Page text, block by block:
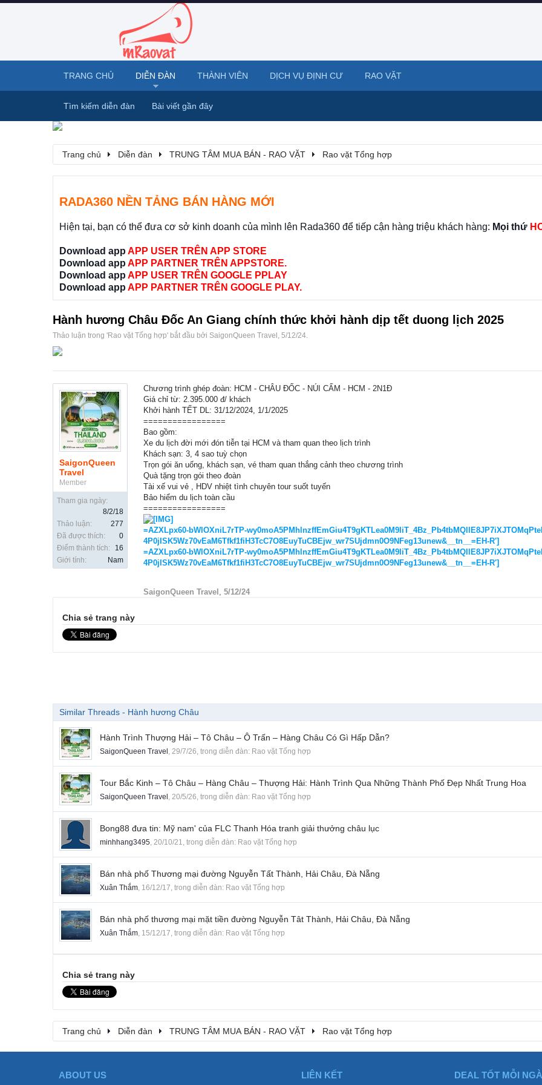
Trang chủ Diễn đàn TRUNG TÂM MUA BÁN - RAO VẶT Rao vặt Tổng hợp
RADA360 NỀN TẢNG BÁN HÀNG MỚI
Hiện tại, bạn có thể đưa cơ sở kinh doanh của mình lên Rada360 để tiếp cận hàng triệu khách hàng: Mọi thứ
Download app APP USER TRÊN APP STORE
Download app APP PARTNER TRÊN APPSTORE.
Download app APP USER TRÊN GOOGLE PPLAY
Download app APP PARTNER TRÊN GOOGLE PLAY.
Hành hương Châu Đốc An Giang chính thức khởi hành dịp tết duong lịch 2025
Thảo luận trong 'Rao vặt Tổng hợp' bắt đầu bởi SaigonQueen Travel , 5/12/24.
SaigonQueen
Travel
Member
Tham gia ngày:
8/2/18
Thảo luận:
277
Đã được thích:
0
Điểm thành tích:
16
Giới tính:
Nam
Chương trình ghép đoàn: HCM - CHÂU ĐỐC - NÚI CẤM - HCM - 2N1Đ
Giá chỉ từ: 2.395.000 đ/ khách
Khởi hành TẾT DL: 31/12/2024, 1/1/2025
=================
Bao gồm:
Xe du lịch đời mới đón tiễn tại HCM và tham quan theo lịch trình
Khách sạn: 3, 4 sao tuỳ chọn
Trọn gói ăn uống, khách sạn, vé tham quan thắng cảnh theo chương trình
Quà tặng trọn gói theo đoàn
Tài xế vui vẻ , HDV nhiệt tình chuyên tour suốt tuyến
Bảo hiểm du lịch toàn cầu
=================
=AZXLpx60-bWlOXniL7rTP-
4P0jISK5Wz70vEaM6Tfkf1fiH3TcC7O8EuyTuCBEjw_wr7SUjdmn0O9NFeg13unew&__tn__=EH-R']
=AZXLpx60-bWlOXniL7rTP-
4P0jISK5Wz70vEaM6Tfkf1fiH3TcC7O8EuyTuCBEjw_wr7SUjdmn0O9NFeg13unew&__tn__=EH-R']
SaigonQueen Travel , 5/12/24
Chia sẻ trang này
Similar Threads - Hành hương Châu
Hành Trình Thượng Hải – Tô Châu – Ô Trấn – Hàng Châu Có Gì Hấp Dẫn?
SaigonQueen Travel , 29/7/26, trong diễn đàn: Rao vặt Tổng hợp
Tour Bắc Kinh – Tô Châu – Hàng Châu – Thượng Hải: Hành Trình Qua Những Thành Phố Đẹp Nhất Trung Hoa
SaigonQueen Travel , 20/5/26, trong diễn đàn: Rao vặt Tổng hợp
Bong88 đưa tin: Mỹ nam' của FLC Thanh Hóa tranh giải thưởng châu lục
minhhang3495, 20/10/21, trong diễn đàn: Rao vặt Tổng hợp
Bán nhà phố Thương mại đường Nguyễn Tất Thành, Hải Châu, Đà Nẵng
Xuân Thắm, 16/12/17, trong diễn đàn: Rao vặt Tổng hợp
Bán nhà phố thương mại mặt tiền đường Nguyễn Tât Thành, Hải Châu, Đà Nẵng
Xuân Thắm, 15/12/17, trong diễn đàn: Rao vặt Tổng hợp
Chia sẻ trang này
Trang chủ Diễn đàn TRUNG TÂM MUA BÁN - RAO VẶT Rao vặt Tổng hợp
TRANG CHỦ DIỄN ĐÀN
Tìm kiếm diễn đàn Bài viết gần đây
THÀNH VIÊN DỊCH VỤ ĐỊNH CƯ RAO VẶT
ABOUT US LIÊN KẾT DEAL TỐT MỖI